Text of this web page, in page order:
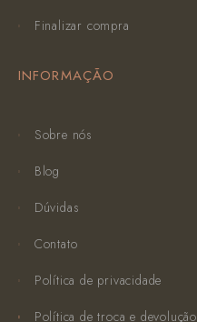
Finalizar compra
INFORMAÇÃO
Sobre nós
Blog
Dúvidas
Contato
Política de privacidade
Política de troca e devolução